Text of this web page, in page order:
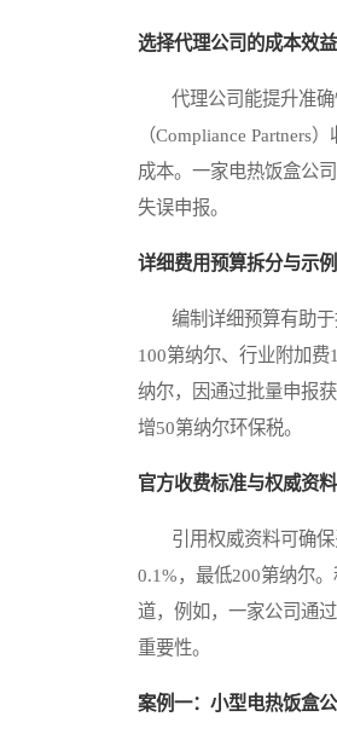
选择代理公司的成本效
代理公司能提升准确
（Compliance
成本。一家电热饭盒公
失误申报。
详细费用预算拆分与示例
编制详细预算有助于
100第纳尔、行业附加
纳尔，因通过批量申报
增50第纳尔环保税。
官方收费标准与权威资
引用权威资料可确保
0.1%，最低200第纳尔
道，例如，一家公司通
重要性。
案例一：小型电热饭盒